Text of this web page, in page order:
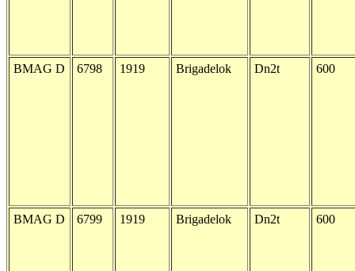
BMAG D 6798 1919 Brigadelok Dn2t 600
BMAG D 6799 1919 Brigadelok Dn2t 600